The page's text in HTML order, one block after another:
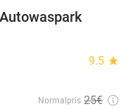
9.5 star
Normalpris 25€